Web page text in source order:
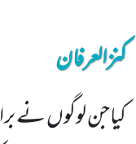
کنزالعرفان
کیاجن لوگوں نے